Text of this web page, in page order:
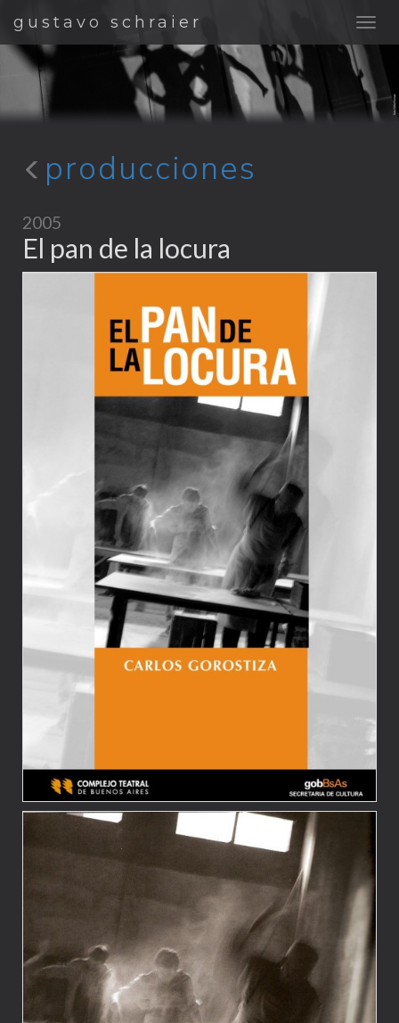
gustavo schraier
producciones
2005
El pan de la locura